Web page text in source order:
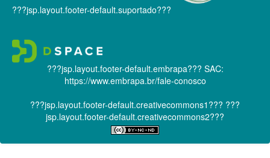
???jsp.layout.footer-default.suportado???
???jsp.layout.footer-default.embrapa??? SAC:
https://www.embrapa.br/fale-conosco
???jsp.layout.footer-default.creativecommons1??? ???
jsp.layout.footer-default.creativecommons2???